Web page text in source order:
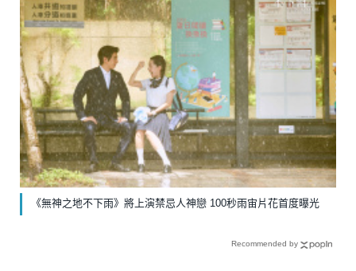
《無神之地不下雨》將上演禁忌人神戀 100秒雨宙片花首度曝光
Recommended by